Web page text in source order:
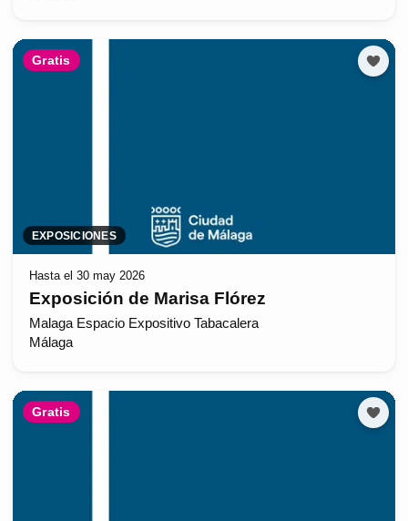
Gratis
EXPOSICIONES
Hasta el 30 may 2026
Exposición de Marisa Flórez
Malaga Espacio Expositivo Tabacalera
Málaga
Gratis